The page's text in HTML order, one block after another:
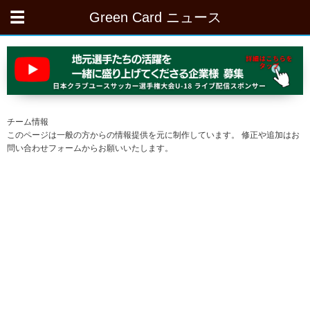
Green Card ニュース
チーム情報
このページは一般の方からの情報提供を元に制作しています。 修正や追加はお
問い合わせフォームからお願いいたします。